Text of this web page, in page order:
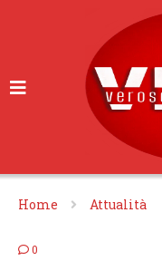
Home Attualità
0